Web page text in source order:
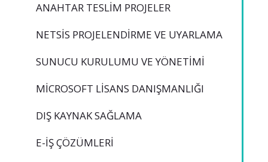
ANAHTAR TESLIM PROJELER
NETSİS PROJELENDIRME VE UYARLAMA
SUNUCU KURULUMU VE YÖNETIMI
MICROSOFT LISANS DANIŞMANLIĞI
DIŞ KAYNAK SAĞLAMA
E-İŞ ÇÖZÜMLERI